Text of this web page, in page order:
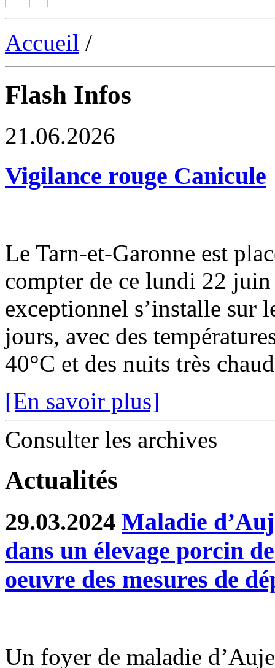
Accueil /
Flash Infos
21.06.2026
Vigilance rouge Canicule
Le Tarn-et-Garonne est
compter de ce lundi 22
exceptionnel s’installe sur
jours, avec des
40°C et des nuits très
[En savoir plus]
Consulter les archives
Actualités
29.03.2024 Maladie
dans un élevage porcin
oeuvre des mesures de
Un foyer de maladie